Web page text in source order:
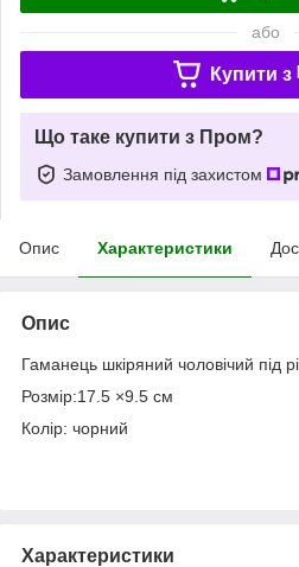
або
Купити з
Що таке купити з Пром?
Замовлення під захистом
Опис Характеристики
Опис
Гаманець шкіряний чоловічий під
Розмір:17.5 ×9.5 см
Колір: чорний
Характеристики